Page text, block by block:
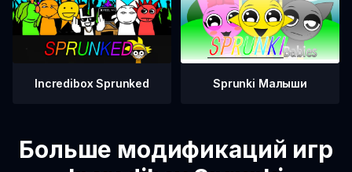
Incredibox Sprunked Sprunki Малыши
Больше модификаций игр